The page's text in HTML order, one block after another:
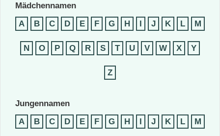
Mädchennamen
A
B C D E F G H I J K L M
N O P Q R S T U V W X Y
Z
Jungennamen
A
B C D E F G H I J K L M